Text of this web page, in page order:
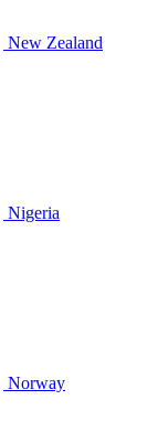
New Zealand
Nigeria
Norway